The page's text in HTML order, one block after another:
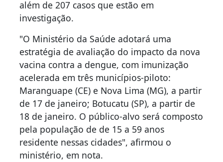
além de 207 casos que estão em
investigação.
"O Ministério da Saúde adotará uma
estratégia de avaliação do impacto da nova
vacina contra a dengue, com imunização
acelerada em três municípios-piloto:
Maranguape (CE) e Nova Lima (MG), a partir
de 17 de janeiro; Botucatu (SP), a partir de
18 de janeiro. O público-alvo será composto
pela população de de 15 a 59 anos
residente nessas cidades", afirmou o
ministério, em nota.